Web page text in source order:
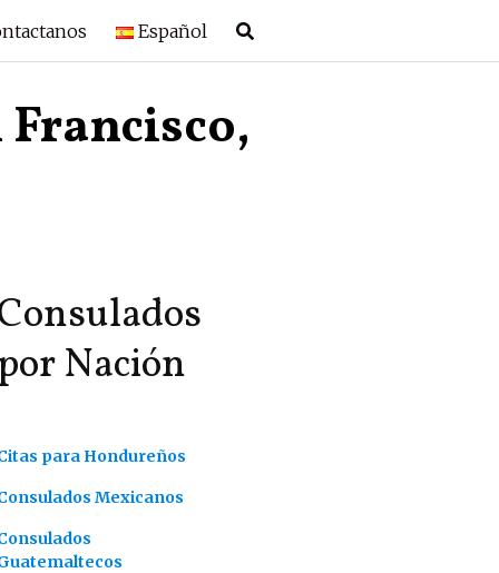
Español
Nación
para Hondureños
Mexicanos